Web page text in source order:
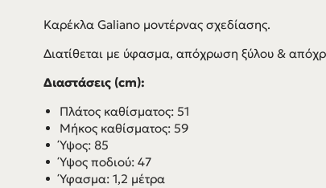
Καρέκλα Galiano μοντέρνας σχεδίασης.
Διατίθεται με ύφασμα, απόχρωση ξύλου &
Διαστάσεις (cm):
Πλάτος καθίσματος: 51
Μήκος καθίσματος: 59
Ύψος: 85
Ύψος ποδιού: 47
Ύφασμα: 1,2 μέτρα